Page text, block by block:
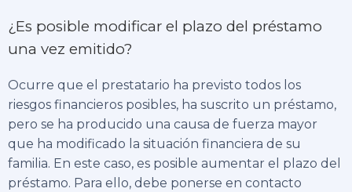
¿Es posible modificar el plazo del préstamo
una vez emitido?
Ocurre que el prestatario ha previsto todos los
riesgos financieros posibles, ha suscrito un préstamo,
pero se ha producido una causa de fuerza mayor
que ha modificado la situación financiera de su
familia. En este caso, es posible aumentar el plazo del
préstamo. Para ello, debe ponerse en contacto